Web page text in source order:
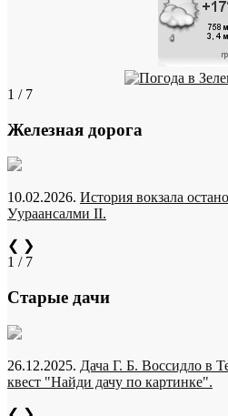
1 / 7
Железная дорога
10.02.2026. История вокзала
Уураансалми II.
❮ ❯
1 / 7
Старые дачи
26.12.2025. Дача Г. Б. Воссидло в
квест "Найди дачу по картинке".